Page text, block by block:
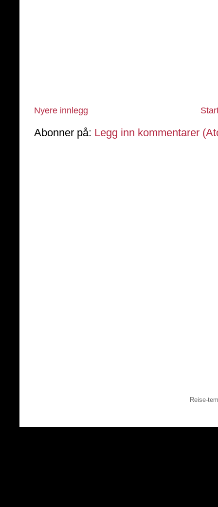
Nyere innlegg
Abonner på: Legg inn kommentarer
Reise-